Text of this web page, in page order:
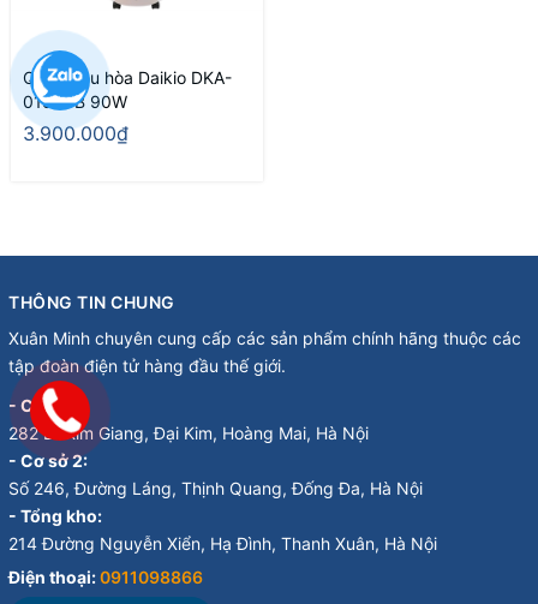
Quạt điều hòa Daikio DKA-
01500B 90W
3.900.000₫
THÔNG TIN CHUNG
Xuân Minh chuyên cung cấp các sản phẩm chính hãng thuộc các
tập đoàn điện tử hàng đầu thế giới.
- Cơ sở 1:
282 Đ. Kim Giang, Đại Kim, Hoàng Mai, Hà Nội
- Cơ sở 2:
Số 246, Đường Láng, Thịnh Quang, Đống Đa, Hà Nội
- Tổng kho:
214 Đường Nguyễn Xiển, Hạ Đình, Thanh Xuân, Hà Nội
Điện thoại:0911098866